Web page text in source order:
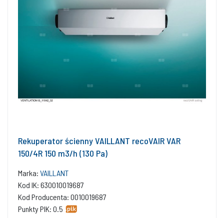
Rekuperator ścienny VAILLANT recoVAIR VAR
150/4R 150 m3/h (130 Pa)
Marka: VAILLANT
Kod IK: 630010019687
Kod Producenta: 0010019687
Punkty PIK: 0.5